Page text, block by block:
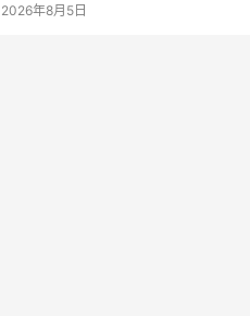
2026年8月5日